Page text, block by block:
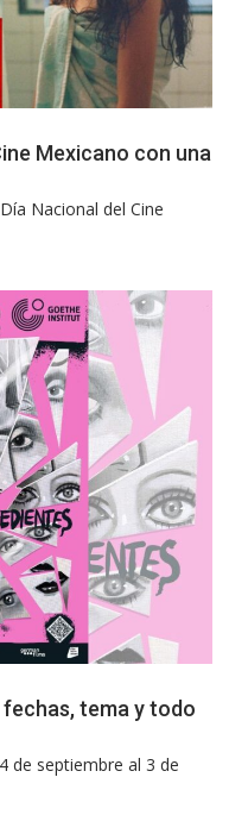
Mexicano con una
Nacional del Cine
fechas, tema y todo
de septiembre al 3 de